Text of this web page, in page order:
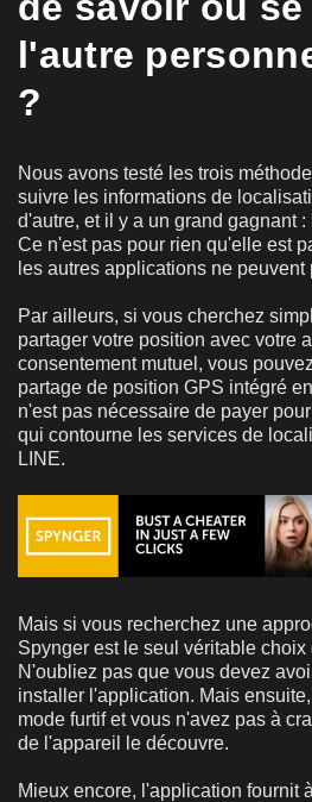
l'autre
?
Nous avons testé les trois
suivre les informations de
d'autre, et il y a un grand gagnant
Ce n'est pas pour rien qu'elle est
les autres applications ne peuvent
Par ailleurs, si vous cherchez
partager votre position avec votre
consentement mutuel, vous
partage de position GPS intégré
n'est pas nécessaire de payer
qui contourne les services de
LINE.
Mais si vous recherchez une
Spynger est le seul véritable choix
N'oubliez pas que vous devez
installer l'application. Mais
mode furtif et vous n'avez pas à
de l'appareil le découvre.
Mieux encore, l'application fournit